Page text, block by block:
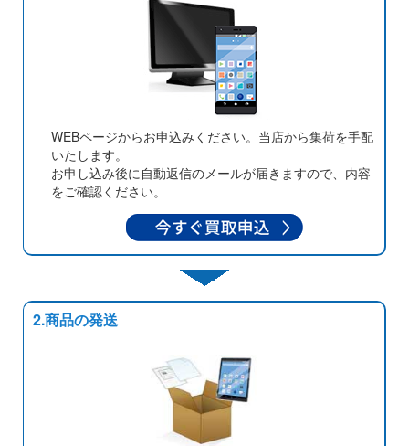
WEBページからお申込みください。当店から集荷を手配
いたします。
お申し込み後に自動返信のメールが届きますので、内容
をご確認ください。
2.商品の発送